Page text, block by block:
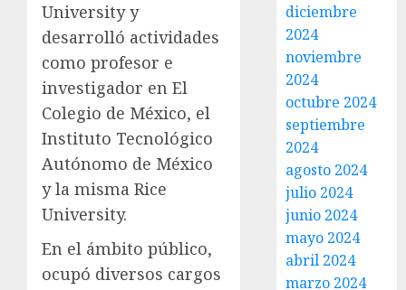
University y
desarrolló actividades
como profesor e
investigador en El
Colegio de México, el
Instituto Tecnológico
Autónomo de México
y la misma Rice
University.
En el ámbito público,
ocupó diversos cargos
diciembre
2024
noviembre
2024
octubre 2024
septiembre
2024
agosto 2024
julio 2024
junio 2024
mayo 2024
abril 2024
marzo 2024